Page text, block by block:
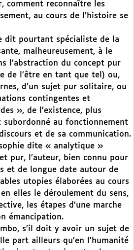
comment reconnaître les
au cours de l’histoire se
dit pourtant spécialiste de la
malheureusement, à le
l’abstraction du concept pur
de l’être en tant que tel) ou,
d’un sujet pur solitaire, ou
contingentes et
», de l’existence, plus
au fonctionnement
et de sa communication.
dite « analytique »
pur, l’auteur, bien connu pour
et de longue date autour de
utopies élaborées au cours
elles le déroulement du sens,
les étapes d’une marche
émancipation.
s’il doit y avoir un sujet de
part ailleurs qu’en l’humanité